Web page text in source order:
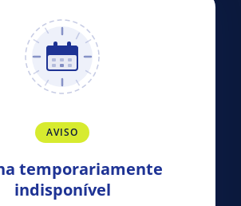
AVISO
temporariamente
indisponível